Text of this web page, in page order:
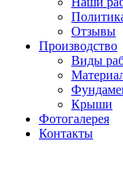
Отзывы
Производство
Виды
Крыши
Фотогалерея
Контакты